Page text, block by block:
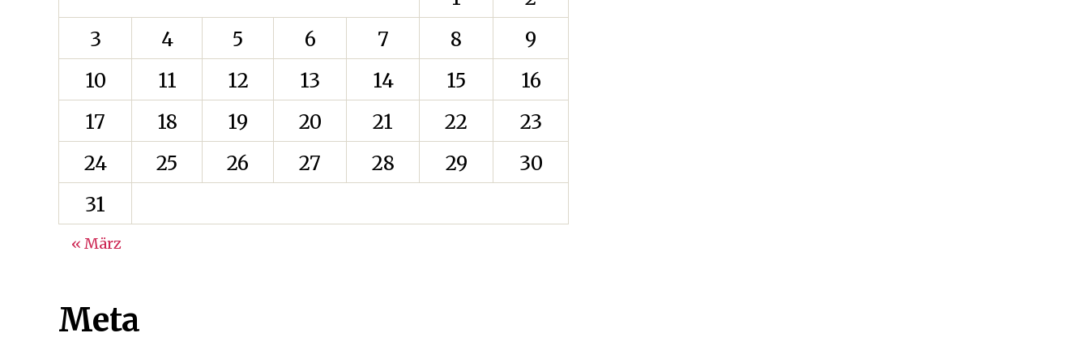
3
4 5 6 7 8
9
10
11 12 13 14 15
16
17
18 19 20 21 22
23
24
25 26 27 28 29
30
31
« März
Meta